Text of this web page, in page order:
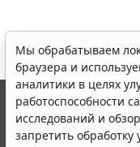
Мы обрабатываем
браузера и
аналитики в целях
работоспособности
исследований и
запретить
© ООО "НПП "ГАРАНТ-
выпускается с 1990